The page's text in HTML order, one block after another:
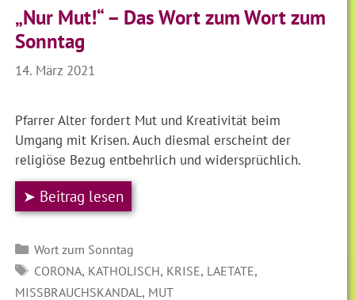
„Nur Mut!“ – Das Wort zum Wort zum
Sonntag
14. März 2021
Pfarrer Alter fordert Mut und Kreativität beim
Umgang mit Krisen. Auch diesmal erscheint der
religiöse Bezug entbehrlich und widersprüchlich.
➤ Beitrag lesen
Kategorien
Wort zum Sonntag
SCHLAGWÖRTER
CORONA, KATHOLISCH, KRISE, LAETATE,
MISSBRAUCHSKANDAL , MUT